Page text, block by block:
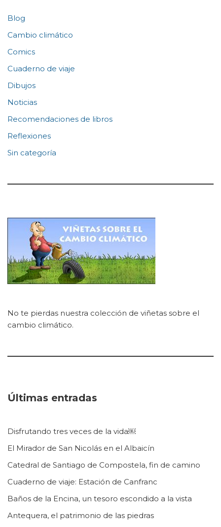
Blog
Cambio climático
Comics
Cuaderno de viaje
Dibujos
Noticias
Recomendaciones de libros
Reflexiones
Sin categoría
No te pierdas nuestra colección de viñetas sobre el
cambio climático.
Últimas entradas
Disfrutando tres veces de la vida￼
El Mirador de San Nicolás en el Albaicín
Catedral de Santiago de Compostela, fin de camino
Cuaderno de viaje: Estación de Canfranc
Baños de la Encina, un tesoro escondido a la vista
Antequera, el patrimonio de las piedras